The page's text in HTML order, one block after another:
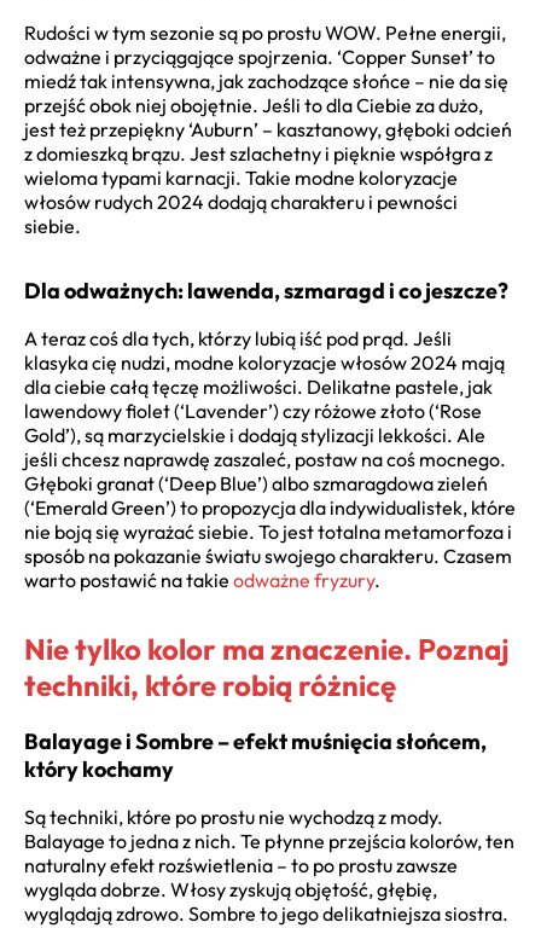
Rudości w tym sezonie są po prostu WOW. Pełne energii,
odważne i przyciągające spojrzenia. ‘Copper Sunset’ to
miedź tak intensywna, jak zachodzące słońce – nie da się
przejść obok niej obojętnie. Jeśli to dla Ciebie za dużo,
jest też przepiękny ‘Auburn’ – kasztanowy, głęboki odcień
z domieszką brązu. Jest szlachetny i pięknie współgra z
wieloma typami karnacji. Takie modne koloryzacje
włosów rudych 2024 dodają charakteru i pewności
siebie.
Dla odważnych: lawenda, szmaragd i co jeszcze?
A teraz coś dla tych, którzy lubią iść pod prąd. Jeśli
klasyka cię nudzi, modne koloryzacje włosów 2024 mają
dla ciebie całą tęczę możliwości. Delikatne pastele, jak
lawendowy fiolet (‘Lavender’) czy różowe złoto (‘Rose
Gold’), są marzycielskie i dodają stylizacji lekkości. Ale
jeśli chcesz naprawdę zaszaleć, postaw na coś mocnego.
Głęboki granat (‘Deep Blue’) albo szmaragdowa zieleń
(‘Emerald Green’) to propozycja dla indywidualistek, które
nie boją się wyrażać siebie. To jest totalna metamorfoza i
sposób na pokazanie światu swojego charakteru. Czasem
warto postawić na takie odważne fryzury.
Nie tylko kolor ma znaczenie. Poznaj
techniki, które robią różnicę
Balayage i Sombre – efekt muśnięcia słońcem,
który kochamy
Są techniki, które po prostu nie wychodzą z mody.
Balayage to jedna z nich. Te płynne przejścia kolorów, ten
naturalny efekt rozświetlenia – to po prostu zawsze
wygląda dobrze. Włosy zyskują objętość, głębię,
wyglądają zdrowo. Sombre to jego delikatniejsza siostra.